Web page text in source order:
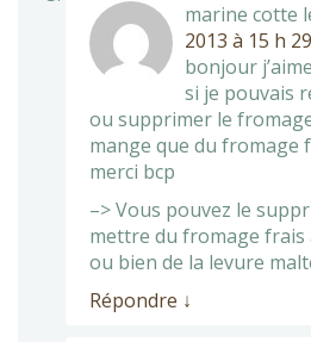
marine cotte
2013 à 15 h
bonjour
si je pouvais
ou supprimer le
mange que du fromage
merci bcp
–> Vous pouvez le
mettre du fromage frais
ou bien de la levure
Répondre ↓